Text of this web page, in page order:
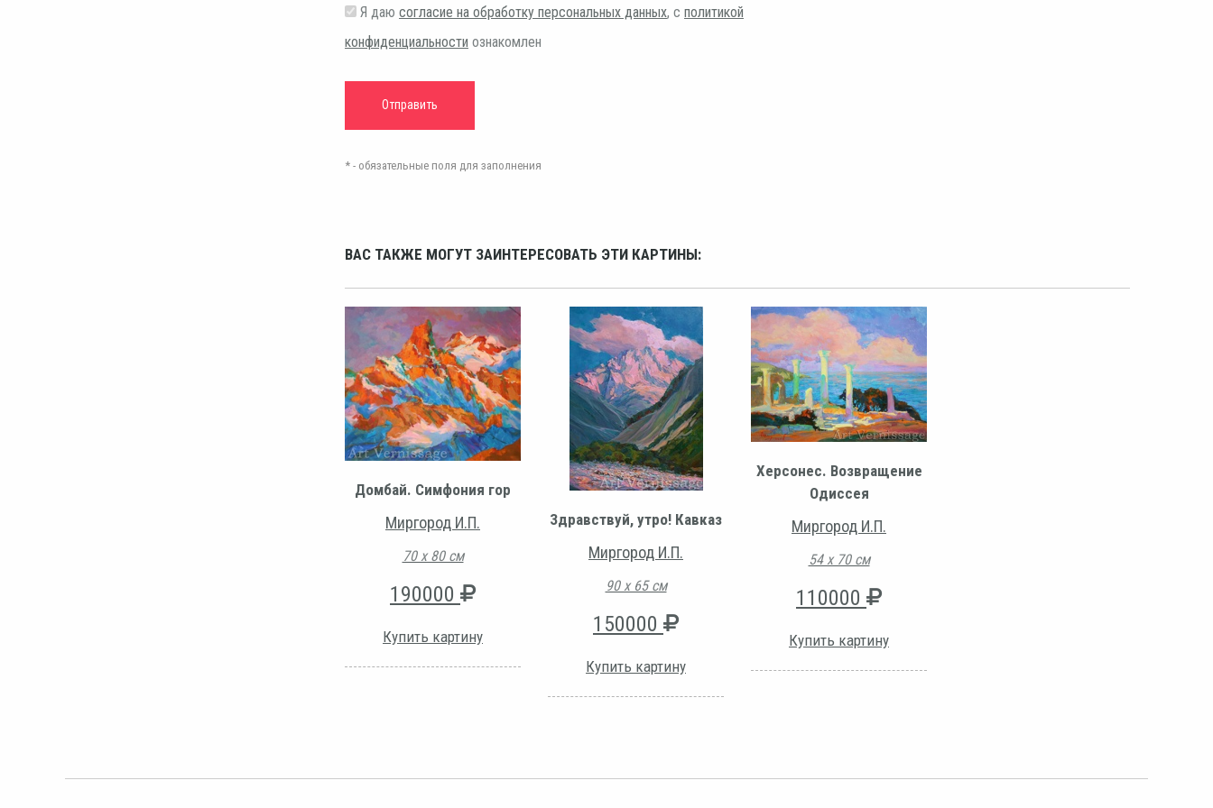
Я даю согласие на обработку персональных данных, с политикой
конфиденциальности ознакомлен
* - обязательные поля для заполнения
ВАС ТАКЖЕ МОГУТ ЗАИНТЕРЕСОВАТЬ ЭТИ КАРТИНЫ:
Домбай. Симфония гор
Миргород И.П.
70 х 80 см
190000
Купить картину
Здравствуй, утро! Кавказ
Миргород И.П.
90 х 65 см
150000
Купить картину
Херсонес. Возвращение
Одиссея
Миргород И.П.
54 х 70 см
110000
Купить картину